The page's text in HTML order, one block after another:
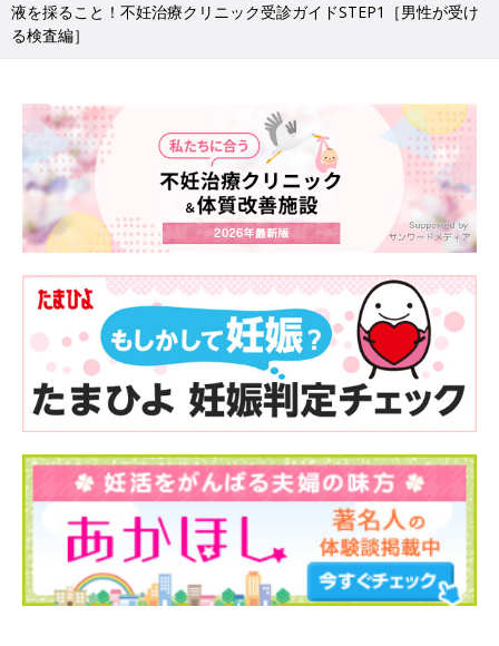
液を採ること！不妊治療クリニック受診ガイドSTEP1［男性が受け
る検査編］